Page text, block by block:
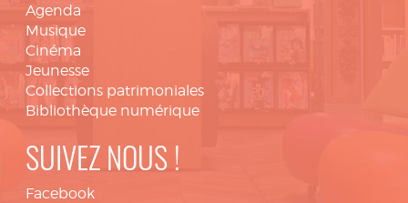
Agenda
Musique
Cinéma
Jeunesse
Collections patrimoniales
Bibliothèque numérique
SUIVEZ NOUS !
Facebook